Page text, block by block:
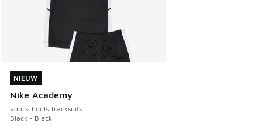
NIEUW
Nike Academy
voorschools Tracksuits
Black - Black
NIEUW